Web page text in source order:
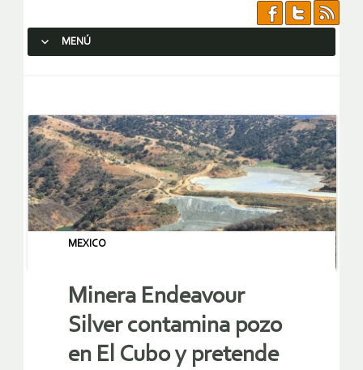
MENÚ
MEXICO
Minera Endeavour
Silver contamina pozo
en El Cubo y pretende